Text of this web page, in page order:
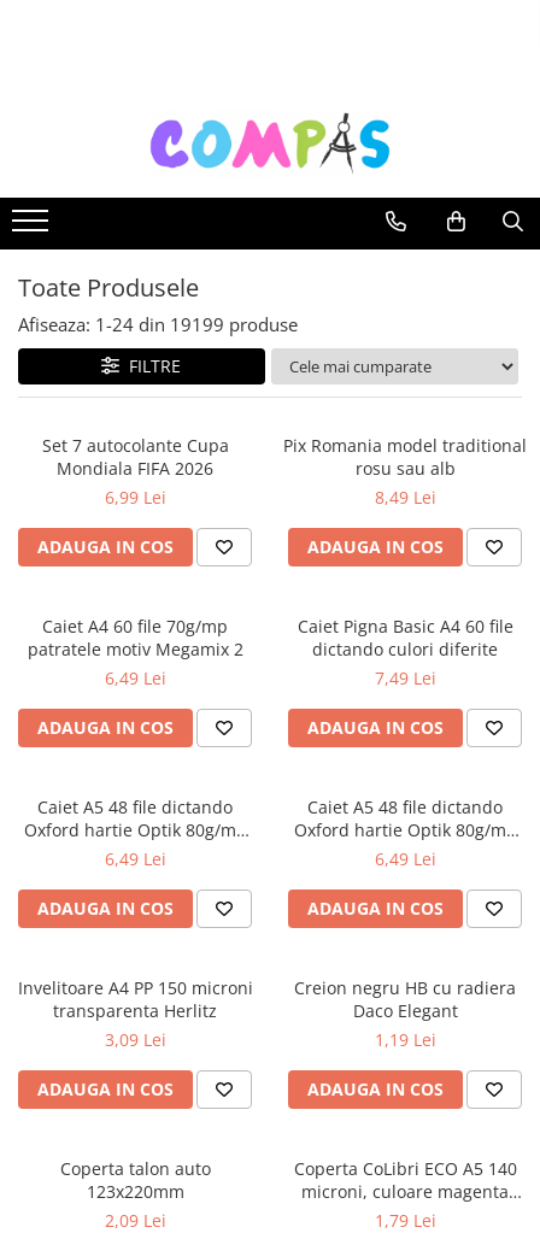
Noutăți Librăria Compas
Souvenir România
Rechizite școlare
Instrumente de scris
Stilouri școlare
Rollere și finelinere
Markere și textmarkere
Creioane grafice
Creioane colorate
Creioane cerate
Radiere
Ascutițori
Mine și rezerve
Cretă școlară și creativă
Coperți caiete si cărți
Carnete pentru elevi
Lupe și articole educative
Foarfece școlare
Globuri pământești
Cutii sandwich și caserole
Termosuri
Pahare și sticle pentru scoală
Cutii pentru depozitare
Caiete școlare și hârtie
Caiete muzică
Caiete geografie și biologie
Toate Produsele
Afiseaza: 1-24 din 19199 produse
FILTRE
Set 7 autocolante Cupa
Mondiala FIFA 2026
6,99 Lei
ADAUGA IN COS
Pix Romania model traditional
rosu sau alb
8,49 Lei
ADAUGA IN COS
Caiet A4 60 file 70g/mp
patratele motiv Megamix 2
6,49 Lei
ADAUGA IN COS
Caiet Pigna Basic A4 60 file
dictando culori diferite
7,49 Lei
ADAUGA IN COS
Caiet A5 48 file dictando
Oxford hartie Optik 80g/mp
motiv Touch Trend
6,49 Lei
ADAUGA IN COS
Caiet A5 48 file dictando
Oxford hartie Optik 80g/mp
diverse culori
6,49 Lei
ADAUGA IN COS
Invelitoare A4 PP 150 microni
transparenta Herlitz
3,09 Lei
ADAUGA IN COS
Creion negru HB cu radiera
Daco Elegant
1,19 Lei
ADAUGA IN COS
Coperta talon auto
123x220mm
2,09 Lei
Coperta CoLibri ECO A5 140
microni, culoare magenta
opac
1,79 Lei